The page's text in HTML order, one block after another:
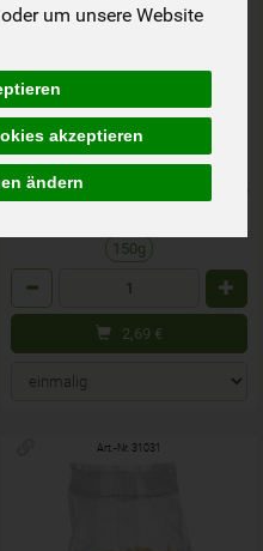
um unsere Website
akzeptieren
ändern
150g DEN
2,69 €*
1 * 150g (17,93 € / kg)
ab 6: 150g 2,61 € (17,40 € / kg)
150g
2,69 €
Art.-Nr. 31031